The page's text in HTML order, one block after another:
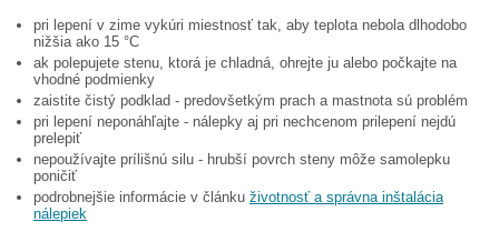
pri lepení v zime vykúri miestnosť tak, aby teplota nebola dlhodobo
nižšia ako 15 °C
ak polepujete stenu, ktorá je chladná, ohrejte ju alebo počkajte na
vhodné podmienky
zaistite čistý podklad - predovšetkým prach a mastnota sú problém
pri lepení neponáhľajte - nálepky aj pri nechcenom prilepení nejdú
prelepiť
nepoužívajte prílišnú silu - hrubší povrch steny môže samolepku
poničiť
podrobnejšie informácie v článku životnosť a správna inštalácia
nálepiek